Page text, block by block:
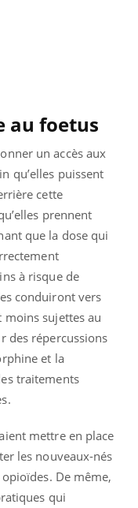
au foetus
un accès aux
qu’elles puissent
cette
prennent
que la dose qui
à risque de
conduiront vers
moins sujettes au
des répercussions
et la
traitements
mettre en place
les nouveaux-nés
De même,
qui